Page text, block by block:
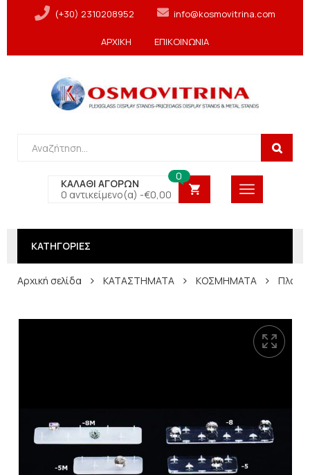
(+30) 2310208952 info@kosmovitrina.com
ΑΡΧΙΚΗ ΕΠΙΚΟΙΝΩΝΙΑ
ΚΑΛΑΘΙ ΑΓΟΡΩΝ
0 αντικείμενο(α) -€0,00
0
ΚΑΤΗΓΟΡΙΕΣ
Αρχική σελίδα ΚΑΤΑΣΤΗΜΑΤΑ ΚΟΣΜΗΜΑΤΑ